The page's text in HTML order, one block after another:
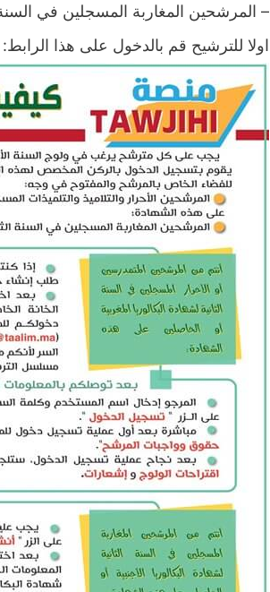
– المرشحين المغاربة المسجلين في السنة
اولا للترشيح قم بالدخول على هذا الرابط: